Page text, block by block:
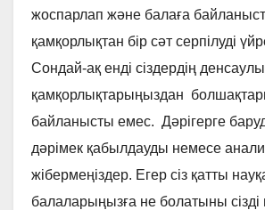
жоспарлап және балаға
қамқорлықтан бір сәт серпілуді
Сондай-ақ енді сіздердің
қамқорлықтарыңыздан
байланысты емес. Дәрігерге
дәрімек қабылдауды немесе
жібермеңіздер. Егер сіз қатты
балаларыңызға не болатыны